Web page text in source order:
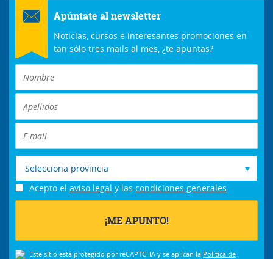
Apúntate al newsletter
Noticias, cursos e interesantes promociones en
tan sólo tres mails al mes, ¿te apuntas?
Selecciona provincia
Acepto el aviso legal y las condiciones generales
Este sitio está protegido por reCAPTCHA y se aplican la Política de